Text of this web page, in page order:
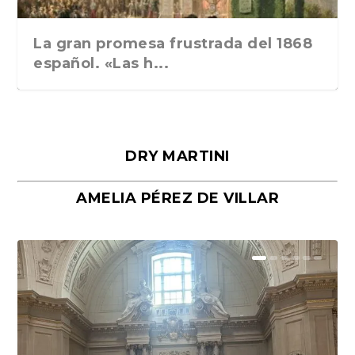
La gran promesa frustrada del 1868
español. «Las h...
Málaga, verso en azul, de Rafael
Porras y Salvador...
«La cocina hebrea. Alimentación
del pueblo judío e...
DRY MARTINI
AMELIA PÉREZ DE VILLAR